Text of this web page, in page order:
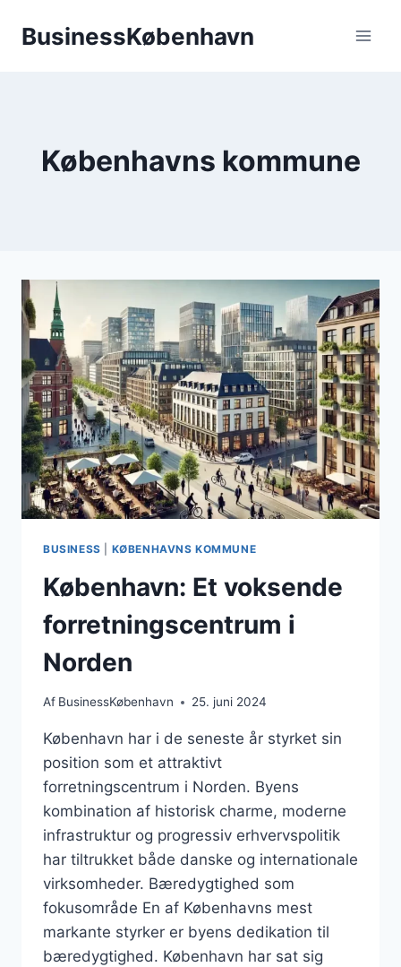
BusinessKøbenhavn
Københavns kommune
BUSINESS KØBENHAVNS KOMMUNE
København: Et voksende
forretningscentrum i
Norden
Af BusinessKøbenhavn 25. juni 2024
København har i de seneste år styrket sin
position som et attraktivt
forretningscentrum i Norden. Byens
kombination af historisk charme, moderne
infrastruktur og progressiv erhvervspolitik
har tiltrukket både danske og internationale
virksomheder. Bæredygtighed som
fokusområde En af Københavns mest
markante styrker er byens dedikation til
bæredygtighed. København har sat sig